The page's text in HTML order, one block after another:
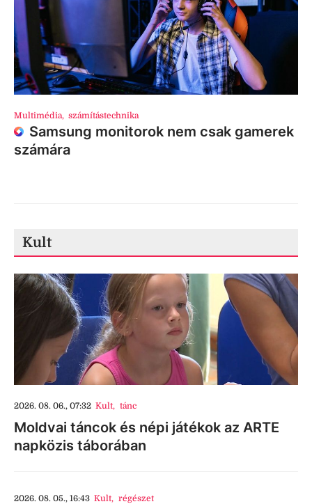
Multimédia, számítástechnika
Samsung monitorok nem csak gamerek
számára
Kult
2026. 08. 06., 07:32 Kult, tánc
Moldvai táncok és népi játékok az ARTE
napközis táborában
2026. 08. 05., 16:43 Kult, régészet